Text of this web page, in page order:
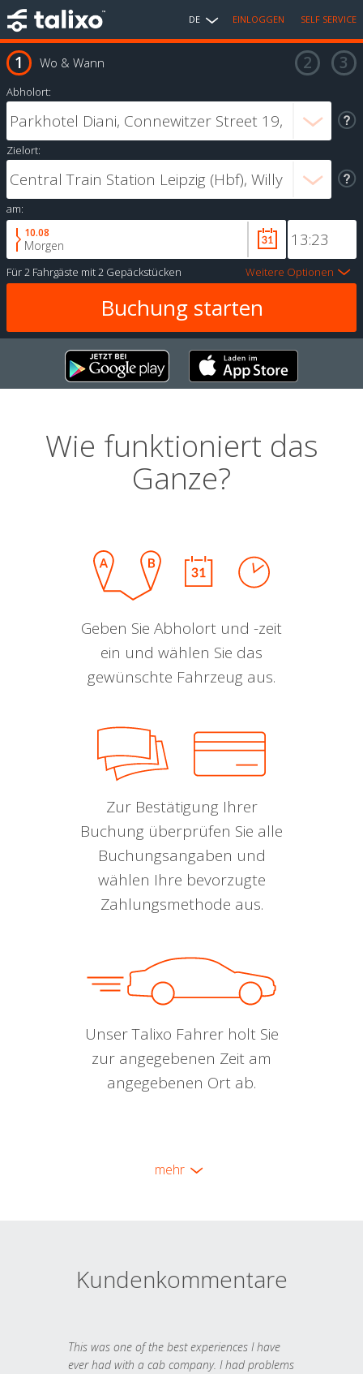
DE EINLOGGEN SELF SERVICE
Wo & Wann
Abholort:
Zielort:
am:
10.08
Morgen
Für2 Fahrgäste mit2 Gepäckstücken Weitere Optionen
Wie funktioniert das
Ganze?
Geben Sie Abholort und -zeit
ein und wählen Sie das
gewünschte Fahrzeug aus.
Zur Bestätigung Ihrer
Buchung überprüfen Sie alle
Buchungsangaben und
wählen Ihre bevorzugte
Zahlungsmethode aus.
Unser Talixo Fahrer holt Sie
zur angegebenen Zeit am
angegebenen Ort ab.
mehr
Kundenkommentare
This was one of the best experiences I have
ever had with a cab company. I had problems